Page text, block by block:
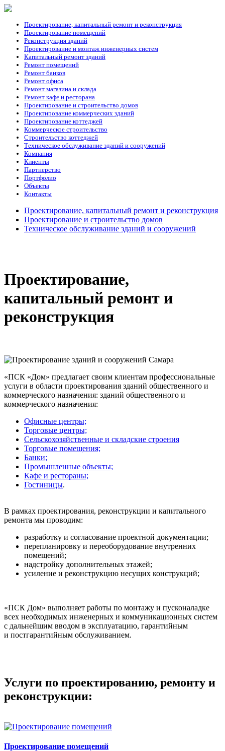
Проектирование, капитальный ремонт и реконструкция
Проектирование помещений
Реконструкция зданий
Проектирование и монтаж инженерных систем
Капитальный ремонт зданий
Ремонт помещений
Ремонт банков
Ремонт офиса
Ремонт магазина и склада
Ремонт кафе и ресторана
Проектирование и строительство домов
Проектирование коммерческих зданий
Проектирование коттеджей
Коммерческое строительство
Строительство коттеджей
Техническое обслуживание зданий и сооружений
Компания
Клиенты
Партнерство
Портфолио
Объекты
Контакты
Проектирование, капитальный ремонт и реконструкция
Проектирование и строительство домов
Техническое обслуживание зданий и сооружений
Проектирование,
капитальный ремонт и
реконструкция
«ПСК «Дом» предлагает своим клиентам профессиональные
услуги в области проектирования зданий общественного и
коммерческого назначения: зданий общественного и
коммерческого назначения:
Офисные центры;
Торговые центры;
Сельскохозяйственные и складские строения
Торговые помещения;
Банки;
Промышленные объекты;
Кафе и рестораны;
Гостиницы.
В рамках проектирования, реконструкции и капитального
ремонта мы проводим:
разработку и согласование проектной документации;
перепланировку и переоборудование внутренних
помещений;
надстройку дополнительных этажей;
усиление и реконструкцию несущих конструкций;
«ПСК Дом» выполняет работы по монтажу и пусконаладке
всех необходимых инженерных и коммуникационных систем
с дальнейшим вводом в эксплуатацию, гарантийным
и постгарантийным обслуживанием.
Услуги по проектированию, ремонту и
реконструкции:
Проектирование помещений